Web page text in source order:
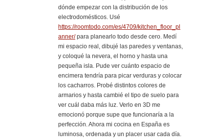
dónde empezar con la distribución de los
electrodomésticos. Usé
https://roomtodo.com/es/4709/kitchen_floor_pl
anner/para planearlo todo desde cero. Medí
mi espacio real, dibujé las paredes y ventanas,
y coloqué la nevera, el horno y hasta una
pequeña isla. Pude ver cuánto espacio de
encimera tendría para picar verduras y colocar
los cacharros. Probé distintos colores de
armarios y hasta cambié el tipo de suelo para
ver cuál daba más luz. Verlo en 3D me
emocionó porque supe que funcionaría a la
perfección. Ahora mi cocina en España es
luminosa, ordenada y un placer usar cada día.